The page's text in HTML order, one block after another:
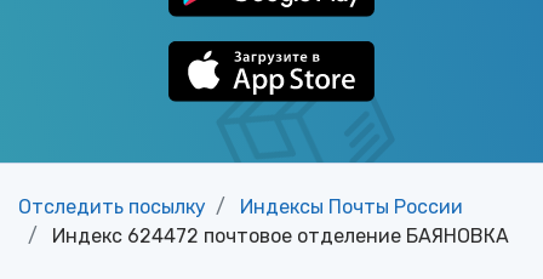
Отследить посылку
Индексы Почты России
Индекс 624472 почтовое отделение БАЯНОВКА